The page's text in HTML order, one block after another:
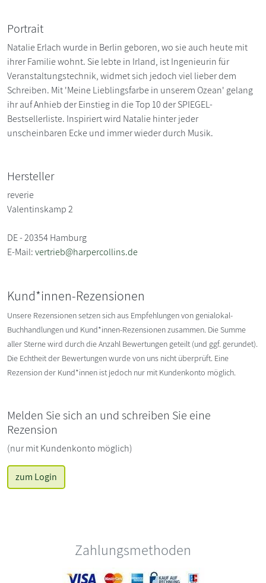
Portrait
Natalie Erlach wurde in Berlin geboren, wo sie auch heute mit
ihrer Familie wohnt. Sie lebte in Irland, ist Ingenieurin für
Veranstaltungstechnik, widmet sich jedoch viel lieber dem
Schreiben. Mit 'Meine Lieblingsfarbe in unserem Ozean' gelang
ihr auf Anhieb der Einstieg in die Top 10 der SPIEGEL-
Bestsellerliste. Inspiriert wird Natalie hinter jeder
unscheinbaren Ecke und immer wieder durch Musik.
Hersteller
reverie
Valentinskamp 2
DE - 20354 Hamburg
E-Mail:vertrieb@harpercollins.de
Kund*innen-Rezensionen
Unsere Rezensionen setzen sich aus Empfehlungen von genialokal-
Buchhandlungen und Kund*innen-Rezensionen zusammen. Die Summe
aller Sterne wird durch die Anzahl Bewertungen geteilt (und ggf. gerundet).
Die Echtheit der Bewertungen wurde von uns nicht überprüft. Eine
Rezension der Kund*innen ist jedoch nur mit Kundenkonto möglich.
Melden Sie sich an und schreiben Sie eine
Rezension
(nur mit Kundenkonto möglich)
zum Login
Zahlungsmethoden